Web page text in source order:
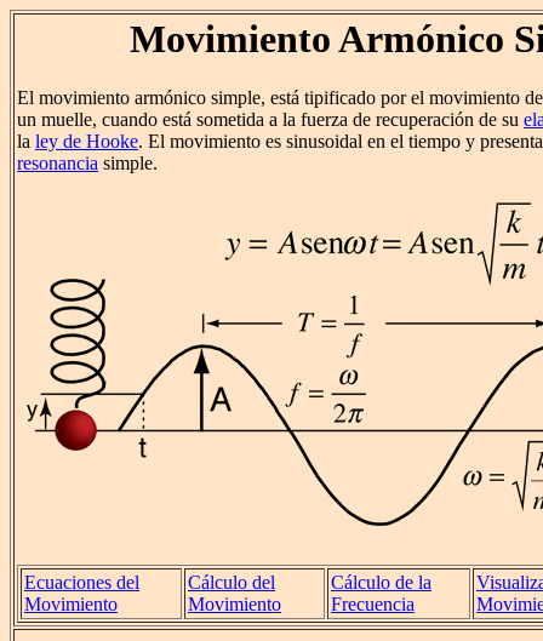
Movimiento Armónico
El movimiento armónico simple, está tipificado por el movimiento
un muelle, cuando está sometida a la fuerza de recuperación de su
la ley de Hooke. El movimiento es sinusoidal en el tiempo y
resonancia simple.
Ecuaciones del
Movimiento
Cálculo del
Movimiento
Cálculo de la
Frecuencia